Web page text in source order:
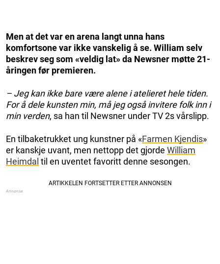
Men at det var en arena langt unna hans
komfortsone var ikke vanskelig å se. William selv
beskrev seg som «veldig lat» da Newsner møtte 21-
åringen før premieren.
– Jeg kan ikke bare være alene i atelieret hele tiden.
For å dele kunsten min, må jeg også invitere folk inn i
min verden, sa han til Newsner under TV 2s vårslipp.
En tilbaketrukket ung kunstner på «Farmen Kjendis»
er kanskje uvant, men nettopp det gjorde William
Heimdal til en uventet favoritt denne sesongen.